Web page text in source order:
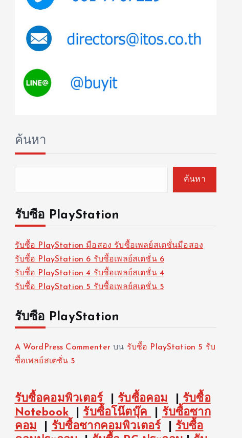
ค้นหา
ค้นหา
รับซื้อ PlayStation
รับซื้อ PlayStation มือสอง รับซื้อเพลย์สเตชั่นมือสอง
รับซื้อ PlayStation 6 รับซื้อเพลย์สเตชั่น 6
รับซื้อ PlayStation 4 รับซื้อเพลย์สเตชั่น 4
รับซื้อ PlayStation 5 รับซื้อเพลย์สเตชั่น 5
รับซื้อ PlayStation
A WordPress Commenter บน รับซื้อ PlayStation 5 รับ
ซื้อเพลย์สเตชั่น 5
รับซื้อคอมพิวเตอร์ รับซื้อคอม
รับซื้อ
Notebook| รับซื้อโน๊ตบุ๊ค
รับซื้อซาก
คอม
รับซื้อซากคอมพิวเตอร์
รับซื้อ